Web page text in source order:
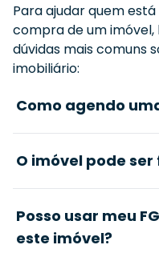
Para ajudar quem
compra de um
dúvidas mais comuns
imobiliário:
Como agendo
O imóvel pode
Posso usar meu
este imóvel?